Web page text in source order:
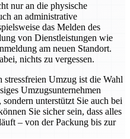
nur an die physische
an administrative
das Melden des
von Dienstleistungen wie
am neuen Standort.
nichts zu vergessen.
Umzug ist die Wahl
Umzugsunternehmen
unterstützt Sie auch bei
Sie sicher sein, dass alles
– von der Packung bis zur